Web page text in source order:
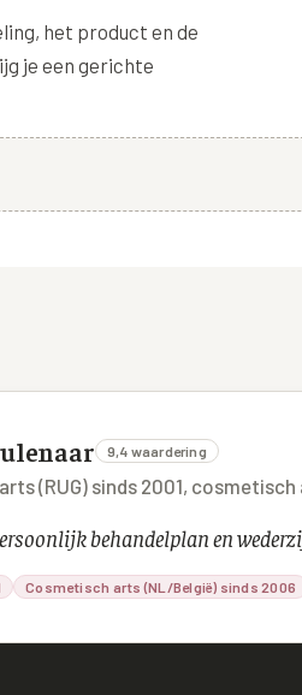
het product en de
je een gerichte
9,4 waardering
(RUG) sinds 2001,
behandelplan en
Cosmetisch arts (NL/België) sinds 2006